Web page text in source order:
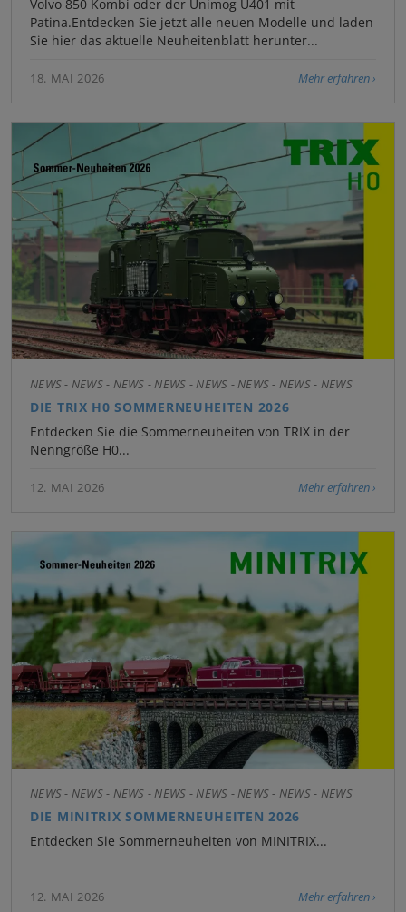
Volvo 850 Kombi oder der Unimog U401 mit
Patina.Entdecken Sie jetzt alle neuen Modelle und laden
Sie hier das aktuelle Neuheitenblatt herunter...
18. MAI 2026 Mehr erfahren
NEWS - NEWS - NEWS - NEWS - NEWS - NEWS - NEWS - NEWS
DIE TRIX H0 SOMMERNEUHEITEN 2026
Entdecken Sie die Sommerneuheiten von TRIX in der
Nenngröße H0...
12. MAI 2026 Mehr erfahren
NEWS - NEWS - NEWS - NEWS - NEWS - NEWS - NEWS - NEWS
DIE MINITRIX SOMMERNEUHEITEN 2026
Entdecken Sie Sommerneuheiten von MINITRIX...
12. MAI 2026 Mehr erfahren